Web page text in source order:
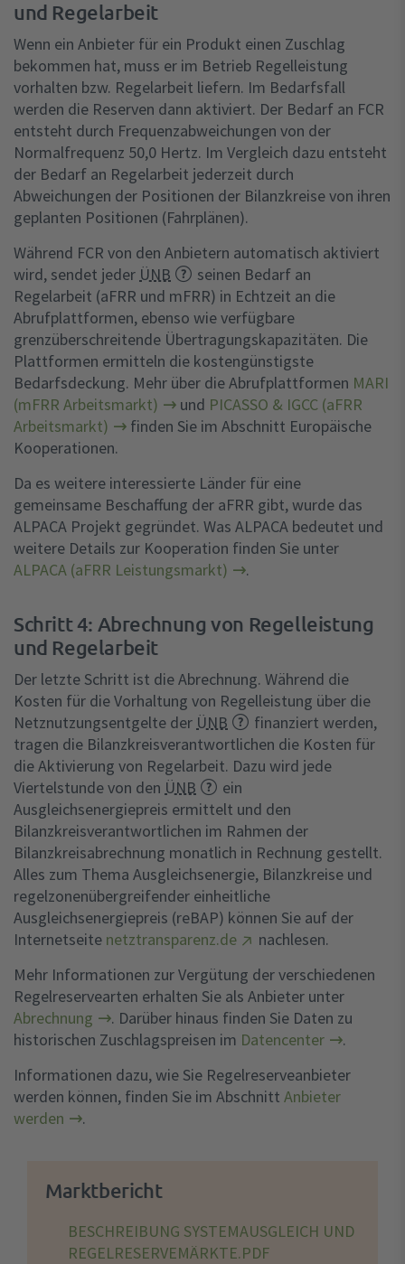
und Regelarbeit
Wenn ein Anbieter für ein Produkt einen Zuschlag
bekommen hat, muss er im Betrieb Regelleistung
vorhalten bzw. Regelarbeit liefern. Im Bedarfsfall
werden die Reserven dann aktiviert. Der Bedarf an FCR
entsteht durch Frequenzabweichungen von der
Normalfrequenz 50,0 Hertz. Im Vergleich dazu entsteht
der Bedarf an Regelarbeit jederzeit durch
Abweichungen der Positionen der Bilanzkreise von ihren
geplanten Positionen (Fahrplänen).
Während FCR von den Anbietern automatisch aktiviert
wird, sendet jeder ÜNB
seinen Bedarf an
Regelarbeit (aFRR und mFRR) in Echtzeit an die
Abrufplattformen, ebenso wie verfügbare
grenzüberschreitende Übertragungskapazitäten. Die
Plattformen ermitteln die kostengünstigste
Bedarfsdeckung. Mehr über die Abrufplattformen MARI
(mFRR Arbeitsmarkt)
und PICASSO & IGCC (aFRR
Arbeitsmarkt)
finden Sie im Abschnitt Europäische
Kooperationen.
Da es weitere interessierte Länder für eine
gemeinsame Beschaffung der aFRR gibt, wurde das
ALPACA Projekt gegründet. Was ALPACA bedeutet und
weitere Details zur Kooperation finden Sie unter
ALPACA (aFRR Leistungsmarkt)
.
Schritt 4: Abrechnung von Regelleistung
und Regelarbeit
Der letzte Schritt ist die Abrechnung. Während die
Kosten für die Vorhaltung von Regelleistung über die
Netznutzungsentgelte der ÜNB
finanziert werden,
tragen die Bilanzkreisverantwortlichen die Kosten für
die Aktivierung von Regelarbeit. Dazu wird jede
Viertelstunde von den ÜNB
ein
Ausgleichsenergiepreis ermittelt und den
Bilanzkreisverantwortlichen im Rahmen der
Bilanzkreisabrechnung monatlich in Rechnung gestellt.
Alles zum Thema Ausgleichsenergie, Bilanzkreise und
regelzonenübergreifender einheitliche
Ausgleichsenergiepreis (reBAP) können Sie auf der
Internetseite netztransparenz.de
nachlesen.
Mehr Informationen zur Vergütung der verschiedenen
Regelreservearten erhalten Sie als Anbieter unter
Abrechnung
. Darüber hinaus finden Sie Daten zu
historischen Zuschlagspreisen im Datencenter
.
Informationen dazu, wie Sie Regelreserveanbieter
werden können, finden Sie im Abschnitt Anbieter
werden
.
Marktbericht
BESCHREIBUNG SYSTEMAUSGLEICH UND
REGELRESERVEMÄRKTE.PDF